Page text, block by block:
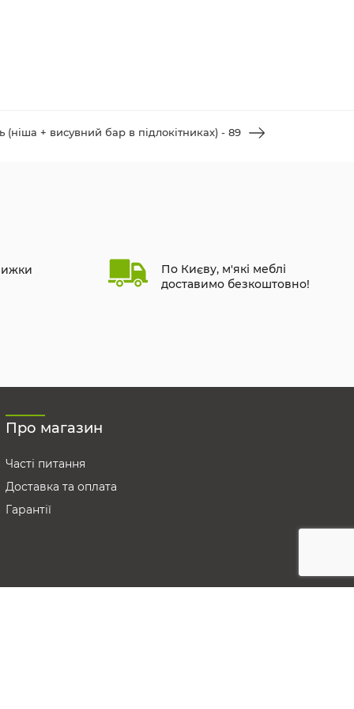
+ висувний бар в підлокітниках) - 89
По Києву, м'які меблі
доставимо безкоштовно!
Про магазин
Часті питання
Доставка та оплата
Гарантії